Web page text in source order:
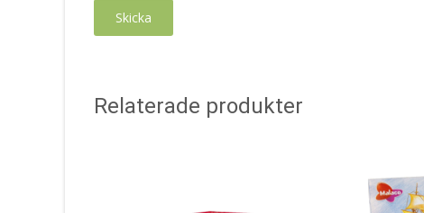
Relaterade produkter